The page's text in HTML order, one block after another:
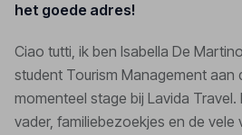
het goede adres!
Ciao tutti, ik ben Isabella De
student Tourism Management aan
momenteel stage bij Lavida Travel.
vader, familiebezoekjes en de vele